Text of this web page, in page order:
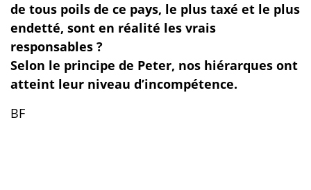
de tous poils de ce pays, le plus taxé et le plus
endetté, sont en réalité les vrais
responsables ?
Selon le principe de Peter, nos hiérarques ont
atteint leur niveau d’incompétence.
BF